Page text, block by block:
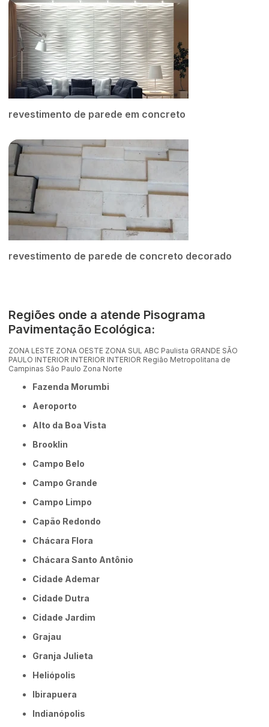
revestimento de parede em concreto
revestimento de parede de concreto decorado
Regiões onde a atende Pisograma
Pavimentação Ecológica:
ZONA LESTE ZONA OESTE ZONA SUL ABC Paulista GRANDE SÃO
PAULO INTERIOR INTERIOR INTERIOR Região Metropolitana de
Campinas São Paulo Zona Norte
Fazenda Morumbi
Aeroporto
Alto da Boa Vista
Brooklin
Campo Belo
Campo Grande
Campo Limpo
Capão Redondo
Chácara Flora
Chácara Santo Antônio
Cidade Ademar
Cidade Dutra
Cidade Jardim
Grajau
Granja Julieta
Heliópolis
Ibirapuera
Indianópolis